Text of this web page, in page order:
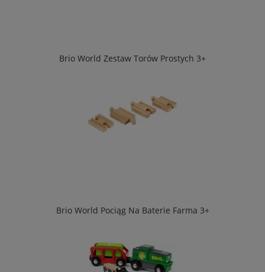
Brio World Zestaw Torów Prostych 3+
Brio World Pociąg Na Baterie Farma 3+